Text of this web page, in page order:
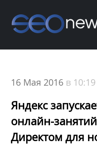
16 Мая 2016 в 10:19
Яндекс
онлайн-
Директом для